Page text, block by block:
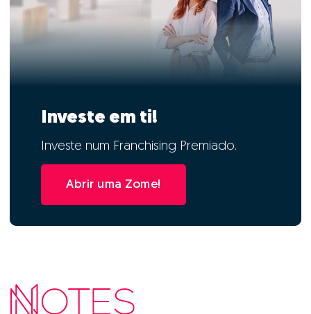
Investe em ti!
Investe num Franchising Premiado.
Abrir uma Zome!